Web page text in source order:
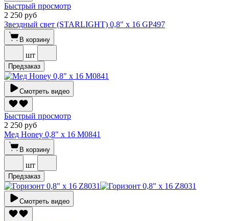
Быстрый просмотр
2 250 руб
Звездный свет (STARLIGHT) 0,8" х 16 GP497
В корзину
шт
Предзаказ
Смотреть видео
Быстрый просмотр
2 250 руб
Мед Honey 0,8" х 16 M0841
В корзину
шт
Предзаказ
Смотреть видео